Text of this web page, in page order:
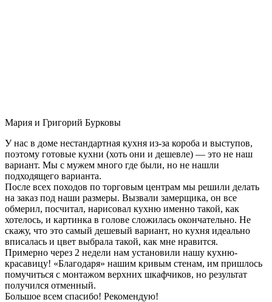
Мария и Григорий Бурковы
У нас в доме нестандартная кухня из-за короба и выступов,
поэтому готовые кухни (хоть они и дешевле) — это не наш
вариант. Мы с мужем много где были, но не нашли
подходящего варианта.
После всех походов по торговым центрам мы решили делать
на заказ под наши размеры. Вызвали замерщика, он все
обмерил, посчитал, нарисовал кухню именно такой, как
хотелось, и картинка в голове сложилась окончательно. Не
скажу, что это самый дешевый вариант, но кухня идеально
вписалась и цвет выбрала такой, как мне нравится.
Примерно через 2 недели нам установили нашу кухню-
красавицу! «Благодаря» нашим кривым стенам, им пришлось
помучиться с монтажом верхних шкафчиков, но результат
получился отменный.
Большое всем спасибо! Рекомендую!